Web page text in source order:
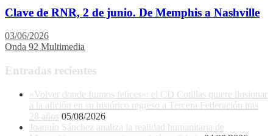
Clave de RNR, 2 de junio. De Memphis a Nashville
03/06/2026
Onda 92 Multimedia
Entradas recientes
«Volver donde fuimos felices»: el CD Cotillas quiere ilusionar
a la afición en su histórico regreso a Tercera Federación tras
28 años 05/08/2026
Joaquín Sánchez analiza la realidad humanitaria de